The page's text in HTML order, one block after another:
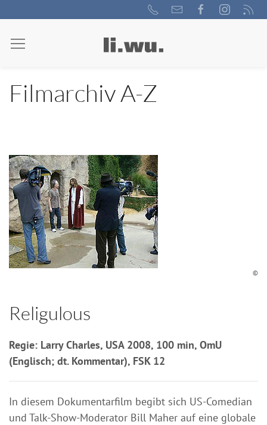
Filmarchiv A-Z
©
Religulous
Regie: Larry Charles, USA 2008, 100 min, OmU
(Englisch; dt. Kommentar), FSK 12
In diesem Dokumentarfilm begibt sich US-Comedian
und Talk-Show-Moderator Bill Maher auf eine globale